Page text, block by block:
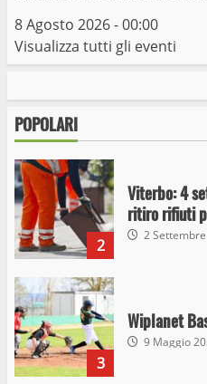
8 Agosto 2026 - 00:00
Visualizza tutti gli eventi
POPOLARI
I
stupefacenti
2
Viterbo: 4
ritiro rifiuti
2
3
Wiplanet
9 Maggio